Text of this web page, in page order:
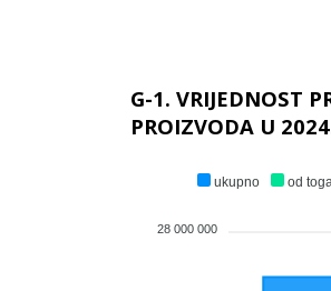
G-1. VRIJEDNOST
PROIZVODA U
ukupno od
28 000 000